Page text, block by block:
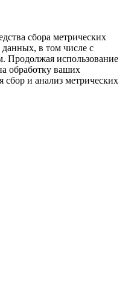
сбора метрических
в том числе с
Продолжая использование
обработку ваших
и анализ метрических